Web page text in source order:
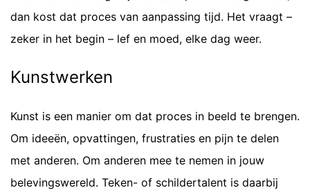
dan kost dat proces van aanpassing tijd. Het vraagt –
zeker in het begin – lef en moed, elke dag weer.
Kunstwerken
Kunst is een manier om dat proces in beeld te brengen.
Om ideeën, opvattingen, frustraties en pijn te delen
met anderen. Om anderen mee te nemen in jouw
belevingswereld. Teken- of schildertalent is daarbij